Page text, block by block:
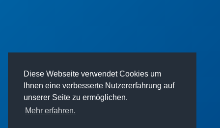
Diese Webseite verwendet Cookies um
Ihnen eine verbesserte Nutzererfahrung auf
unserer Seite zu ermöglichen.
Mehr erfahren.